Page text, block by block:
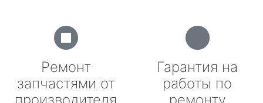
Ремонт
запчастями от
Гарантия на
работы по